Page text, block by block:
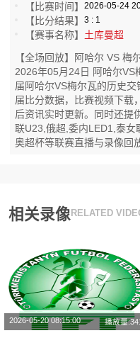
【比赛时间】2026-05-24
【比分结果】3 : 1
【赛事名称】 土库曼超
【全场回放】阿哈尔 VS 梅
2026年05月24日 阿哈尔VS
届阿哈尔VS梅尔瓦的历史
届比分数据，比赛视频下载
后资讯实时更新。同时还提
联U23,俄超,委内LED1,泰
奥超杯等联赛直播与录像回
相关录像 RELATED
2026-05-20 08:15:00 播放量